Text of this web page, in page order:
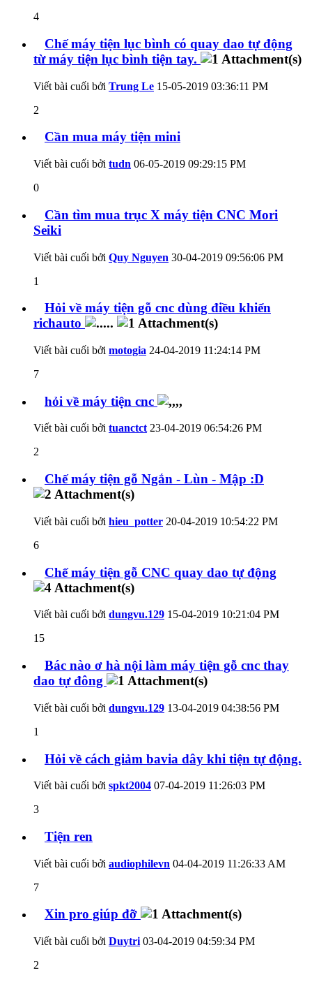
4
Chế máy tiện lục bình có quay dao tự động
từ máy tiện lục bình tiện tay.
Viết bài cuối bởi Trung Le 15-05-2019 03:36:11 PM
2
Cần mua máy tiện mini
Viết bài cuối bởi tudn 06-05-2019 09:29:15 PM
0
Cần tìm mua trục X máy tiện CNC Mori
Seiki
Viết bài cuối bởi Quy Nguyen 30-04-2019 09:56:06 PM
1
Hỏi về máy tiện gỗ cnc dùng điều khiển
richauto
Viết bài cuối bởi motogia 24-04-2019 11:24:14 PM
7
hỏi về máy tiện cnc
Viết bài cuối bởi tuanctct23-04-2019 06:54:26 PM
2
Chế máy tiện gỗ Ngắn - Lùn - Mập :D
Viết bài cuối bởi hieu_potter 20-04-2019 10:54:22 PM
6
Chế máy tiện gỗ CNC quay dao tự động
Viết bài cuối bởi dungvu.129 15-04-2019 10:21:04 PM
15
Bác nào ơ hà nội làm máy tiện gỗ cnc thay
dao tự đông
Viết bài cuối bởi dungvu.129 13-04-2019 04:38:56 PM
1
Hỏi về cách giảm bavia dây khi tiện tự động.
Viết bài cuối bởi spkt2004 07-04-2019 11:26:03 PM
3
Tiện ren
Viết bài cuối bởi audiophilevn 04-04-2019 11:26:33 AM
7
Xin pro giúp đỡ
Viết bài cuối bởi Duytri 03-04-2019 04:59:34 PM
2